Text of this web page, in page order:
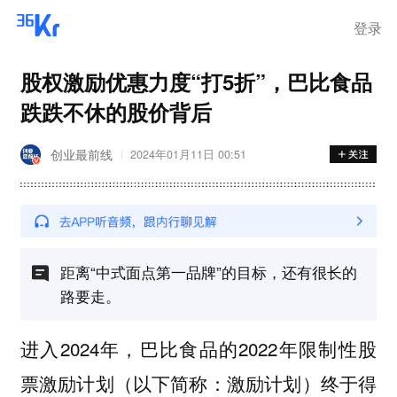
登录
股权激励优惠力度“打5折”，巴比食品
跌跌不休的股价背后
创业最前线 2024年01月11日 00:51
距离“中式面点第一品牌”的目标，还有很长的
路要走。
进入2024年，巴比食品的2022年限制性股
票激励计划（以下简称：激励计划）终于得